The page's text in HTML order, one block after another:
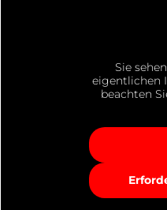
Sie
eigentlichen
beachten